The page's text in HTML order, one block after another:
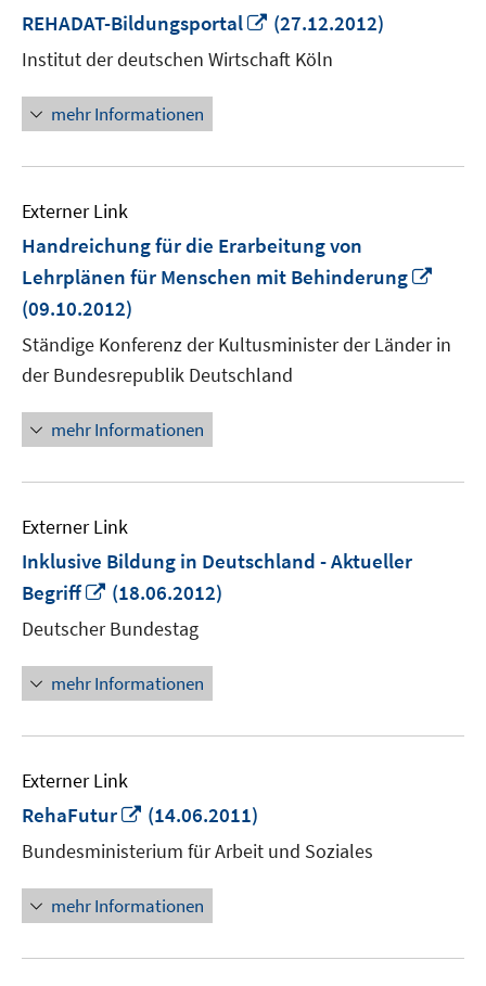
REHADAT-Bildungsportal
In
neuem
Fenster
(27.12.2012)
Institut der deutschen Wirtschaft Köln
mehr Informationen
Externer Link
Handreichung für die Erarbeitung von
Lehrplänen für Menschen mit Behinderung
(09.10.2012)
Ständige Konferenz der Kultusminister der Länder in
der Bundesrepublik Deutschland
mehr Informationen
Externer Link
Inklusive Bildung in Deutschland - Aktueller
Begriff
In
neuem
Fenster
öffnen
(18.06.2012)
Deutscher Bundestag
mehr Informationen
Externer Link
RehaFutur
In
neuem
Fenster
öffnen
(14.06.2011)
Bundesministerium für Arbeit und Soziales
mehr Informationen